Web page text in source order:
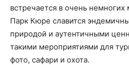
встречается в очень
Парк Кюре славится
природой и аутентичными
такими мероприятиями для
фото, сафари и охота.